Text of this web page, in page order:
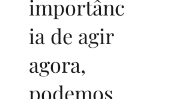
importânc
ia de agir
agora,
podemos